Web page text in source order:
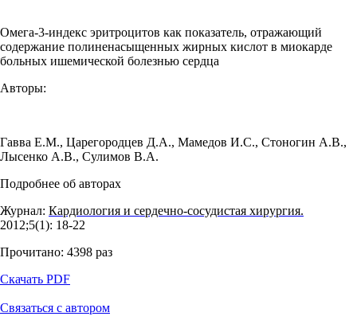
Омега-3-индекс эритроцитов как показатель, отражающий
содержание полиненасыщенных жирных кислот в миокарде
больных ишемической болезнью сердца
Авторы:
Гавва Е.М., Царегородцев Д.А., Мамедов И.С., Стоногин А.В.,
Лысенко А.В., Сулимов В.А.
Подробнее об авторах
Журнал: Кардиология и сердечно-сосудистая хирургия.
2012;5(1): 18‑22
Прочитано: 4398 раз
Скачать PDF
Связаться с автором